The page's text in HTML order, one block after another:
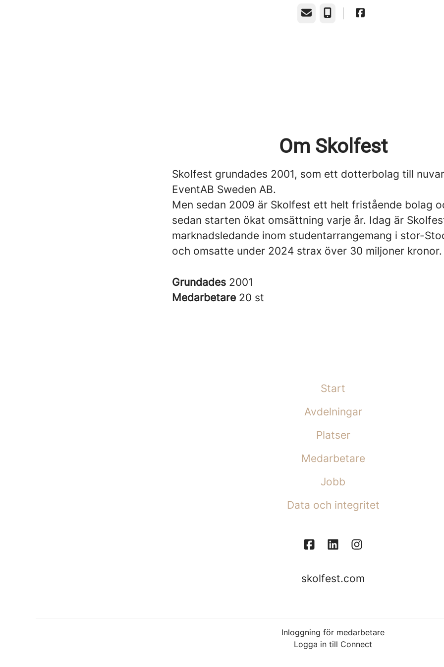
E-postTelefon
Om Skolfest
Skolfest grundades 2001, som ett dotterbolag till
EventAB Sweden AB.
Men sedan 2009 är Skolfest ett helt fristående bolag
sedan starten ökat omsättning varje år. Idag är
marknadsledande inom studentarrangemang i stor-
och omsatte under 2024 strax över 30 miljoner kronor.
Grundades 2001
Medarbetare 20 st
Start
Avdelningar
Platser
Medarbetare
Jobb
Data och integritet
skolfest.com
Inloggning för medarbetare
Logga in till Connect